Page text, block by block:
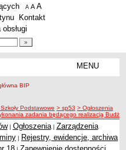
A pomniejsz czcionkę
A standardowy rozmiar czcionki
A
Kontakt
MENU
Podstawowe > sp53 > Ogłoszenia
zadania będącego realizacją
| Ogłoszenia| Zarządzenia
| Rejestry, ewidencje, archiwa